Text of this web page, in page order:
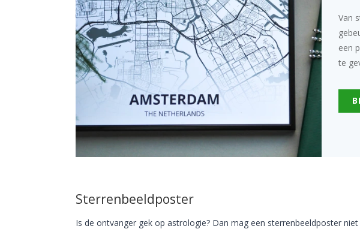
Van
een
te
Sterrenbeeldposter
Is de ontvanger gek op astrologie? Dan mag een sterrenbeeldposter